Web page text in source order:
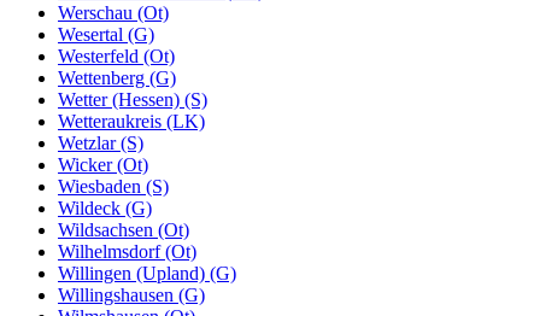
Werschau (Ot)
Wesertal (G)
Westerfeld (Ot)
Wettenberg (G)
Wetter (Hessen) (S)
Wetteraukreis (LK)
Wetzlar (S)
Wicker (Ot)
Wiesbaden (S)
Wildeck (G)
Wildsachsen (Ot)
Wilhelmsdorf (Ot)
Willingen (Upland) (G)
Willingshausen (G)